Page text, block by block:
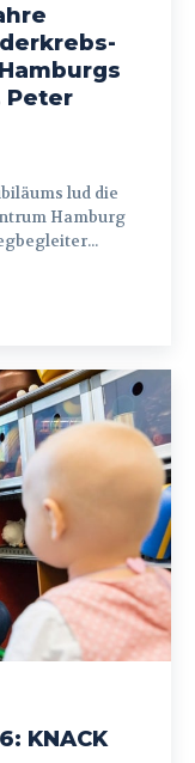
Peter
Hamburg
KNACK